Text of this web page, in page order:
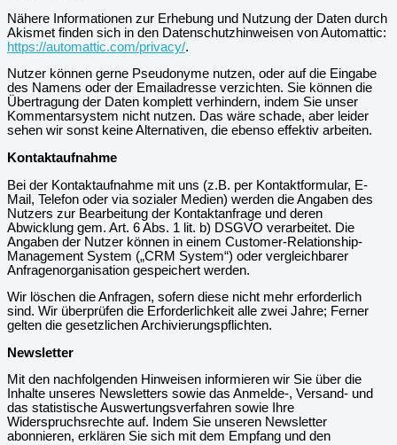
Nähere Informationen zur Erhebung und Nutzung der Daten durch
Akismet finden sich in den Datenschutzhinweisen von Automattic:
https://automattic.com/privacy/.
Nutzer können gerne Pseudonyme nutzen, oder auf die Eingabe
des Namens oder der Emailadresse verzichten. Sie können die
Übertragung der Daten komplett verhindern, indem Sie unser
Kommentarsystem nicht nutzen. Das wäre schade, aber leider
sehen wir sonst keine Alternativen, die ebenso effektiv arbeiten.
Kontaktaufnahme
Bei der Kontaktaufnahme mit uns (z.B. per Kontaktformular, E-
Mail, Telefon oder via sozialer Medien) werden die Angaben des
Nutzers zur Bearbeitung der Kontaktanfrage und deren
Abwicklung gem. Art. 6 Abs. 1 lit. b) DSGVO verarbeitet. Die
Angaben der Nutzer können in einem Customer-Relationship-
Management System („CRM System“) oder vergleichbarer
Anfragenorganisation gespeichert werden.
Wir löschen die Anfragen, sofern diese nicht mehr erforderlich
sind. Wir überprüfen die Erforderlichkeit alle zwei Jahre; Ferner
gelten die gesetzlichen Archivierungspflichten.
Newsletter
Mit den nachfolgenden Hinweisen informieren wir Sie über die
Inhalte unseres Newsletters sowie das Anmelde-, Versand- und
das statistische Auswertungsverfahren sowie Ihre
Widerspruchsrechte auf. Indem Sie unseren Newsletter
abonnieren, erklären Sie sich mit dem Empfang und den